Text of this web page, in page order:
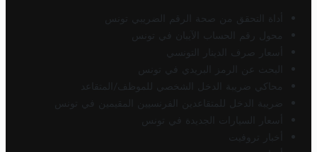
أداة التحقق من صحة الرقم الضريبي تونس
محول رقم الحساب الآيبان في تونس
أسعار صرف الدينار التونسي
البحث عن الرمز البريدي في تونس
محاكي ضريبة الدخل الشخصي للموظف/المتقاعد
ضريبة الدخل للمتقاعدين الفرنسيين المقيمين في تونس
أسعار السيارات الجديدة في تونس
أخبار تروفيت